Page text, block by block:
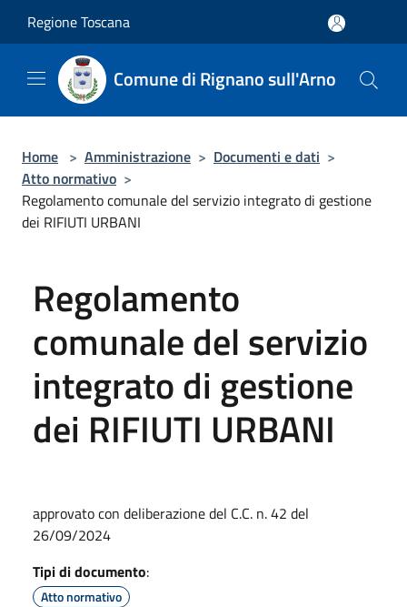
Regione Toscana
Comune di Rignano sull'Arno
Home > Amministrazione > Documenti e dati >
Atto normativo >
Regolamento comunale del servizio integrato di gestione
dei RIFIUTI URBANI
Regolamento
comunale del servizio
integrato di gestione
dei RIFIUTI URBANI
approvato con deliberazione del C.C. n. 42 del
26/09/2024
Tipi di documento:
Atto normativo